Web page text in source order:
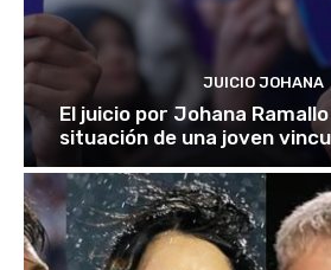
JUICIO JOHANA
El juicio por Johana
situación de una joven